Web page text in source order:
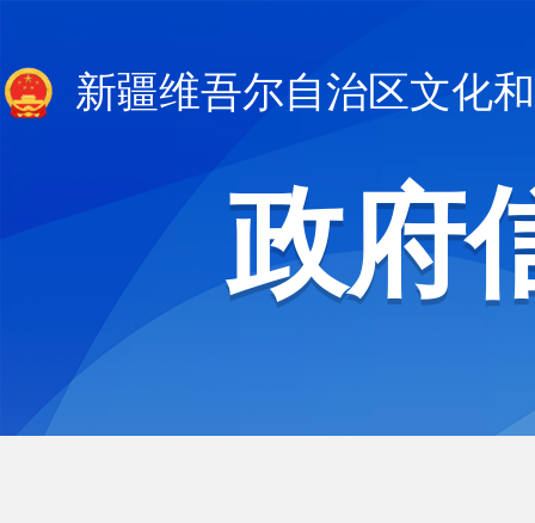
新疆维吾尔自治区文化
政府